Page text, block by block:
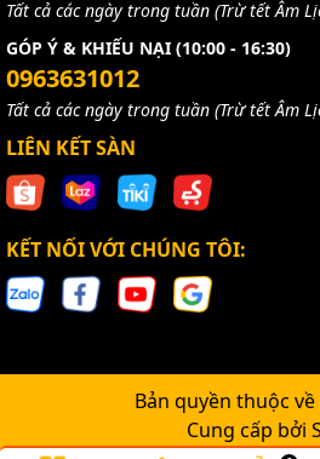
Tất cả các ngày trong tuần (Trừ tết Âm
GÓP Ý & KHIẾU NẠI (10:00 - 16:30)
0963631012
Tất cả các ngày trong tuần (Trừ tết Âm
LIÊN KẾT SÀN
KẾT NỐI VỚI CHÚNG TÔI:
Bản quyền thuộc về
Cung cấp bởi